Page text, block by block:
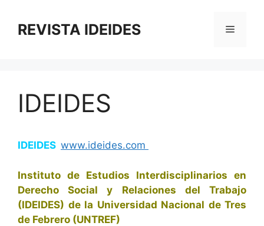
contenido
REVISTA IDEIDES Menú
IDEIDES
IDEIDES www.ideides.com
Instituto de Estudios Interdisciplinarios en
Derecho Social y Relaciones del Trabajo
(IDEIDES) de la Universidad Nacional de Tres
de Febrero (UNTREF)